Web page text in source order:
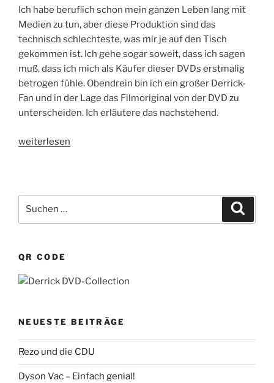
Ich habe beruflich schon mein ganzen Leben lang mit
Medien zu tun, aber diese Produktion sind das
technisch schlechteste, was mir je auf den Tisch
gekommen ist. Ich gehe sogar soweit, dass ich sagen
muß, dass ich mich als Käufer dieser DVDs erstmalig
betrogen fühle. Obendrein bin ich ein großer Derrick-
Fan und in der Lage das Filmoriginal von der DVD zu
unterscheiden. Ich erläutere das nachstehend.
„Derrick
weiterlesen
nach:
QR CODE
NEUESTE BEITRÄGE
Rezo und die CDU
Dyson Vac – Einfach genial!